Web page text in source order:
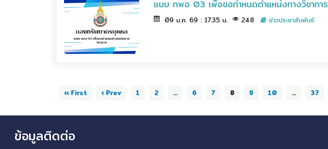
แบบ กพอ 03 เพื่อขอกำหนดตำแหน่งทางวิชาการ
09 ม.ค. 69 : 17.35 น. 248 ข่าวประชาสัมพันธ์
‹‹ First ‹ Prev 1 2 ... 6 7 8 9 10 ... 37
ข้อมูลติดต่อ